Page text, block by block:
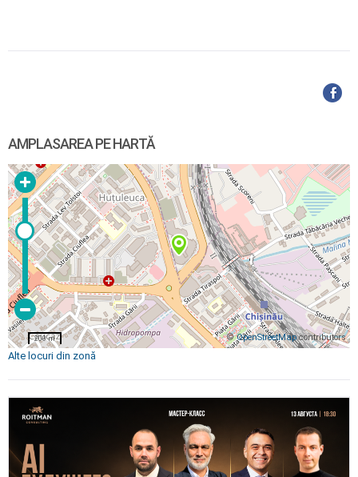
AMPLASAREA PE HARTĂ
©OpenStreetMapcontributors
200 m
Alte locuri din zonă